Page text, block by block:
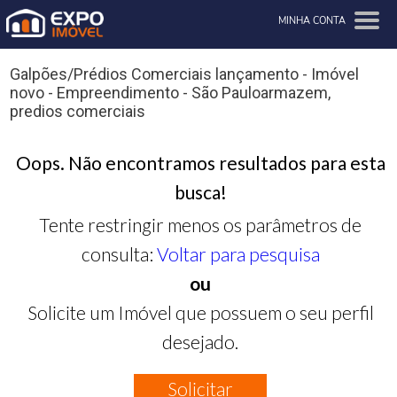
MINHA CONTA
Galpões/Prédios Comerciais lançamento - Imóvel
novo - Empreendimento - São Pauloarmazem,
predios comerciais
Oops. Não encontramos resultados para esta
busca!
Tente restringir menos os parâmetros de
consulta: Voltar para pesquisa
ou
Solicite um Imóvel que possuem o seu perfil
desejado.
Solicitar